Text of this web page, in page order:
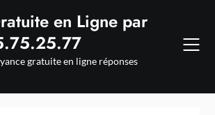
en Ligne par
gratuite en ligne réponses